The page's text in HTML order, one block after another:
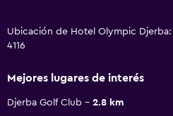
Ubicación de Hotel Olympic
4116
Mejores lugares de interés
Djerba Golf Club
2.8 km